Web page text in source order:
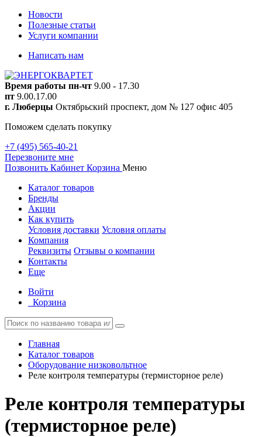
Новости
Полезные статьи
Услуги компании
Написать нам
Время работы пн-чт 9.00 - 17.30
пт 9.00.17.00
г. Люберцы Октябрьский проспект, дом № 127 офис 405
Поможем сделать покупку
+7 (495) 565-40-21
Перезвоните мне
Позвонить Кабинет Корзина Меню
Каталог товаров
Бренды
Акции
Как купить
Условия доставки Условия оплаты
Компания
Реквизиты Отзывы о компании
Контакты
Еще
Войти
Корзина
Главная
Каталог товаров
Оборудование низковольтное
Реле контроля температуры (термисторное реле)
Реле контроля температуры
(термисторное реле)